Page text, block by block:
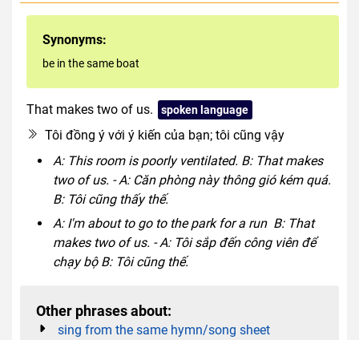
Synonyms:
be in the same boat
That makes two of us. spoken language
Tôi đồng ý với ý kiến ​​của bạn; tôi cũng vậy
A: This room is poorly ventilated. B: That makes
two of us. - A: Căn phòng này thông gió kém quá.
B: Tôi cũng thấy thế.
A: I'm about to go to the park for a run B: That
makes two of us. - A: Tôi sắp đến công viên để
chạy bộ B: Tôi cũng thế.
Other phrases about:
sing from the same hymn/song sheet